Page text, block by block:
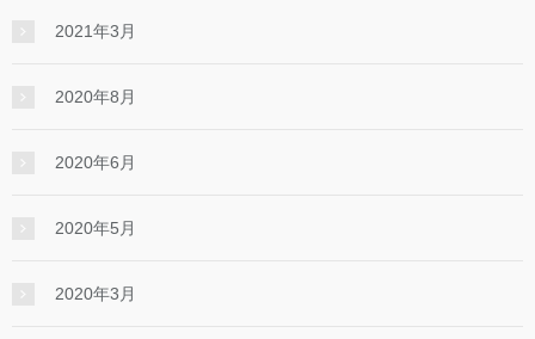
2021年3月
2020年8月
2020年6月
2020年5月
2020年3月